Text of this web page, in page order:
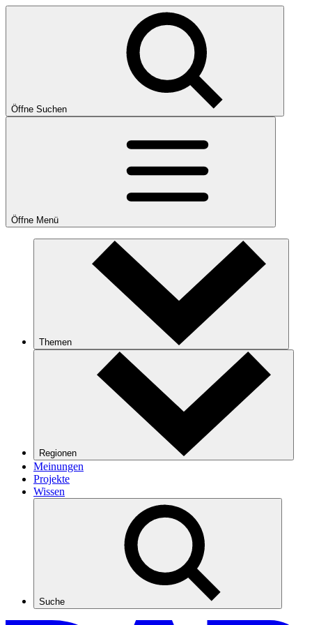
Öffne Suchen
Öffne Menü
Themen
Regionen
Meinungen
Projekte
Wissen
Suche